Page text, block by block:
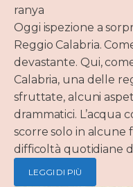
ranya
Oggi ispezione a
Reggio Calabria.
devastante. Qui,
Calabria, una delle
sfruttate, alcuni
drammatici. L’acqua
scorre solo in alcune
difficoltà quotidiane
LEGGI DI PIÙ